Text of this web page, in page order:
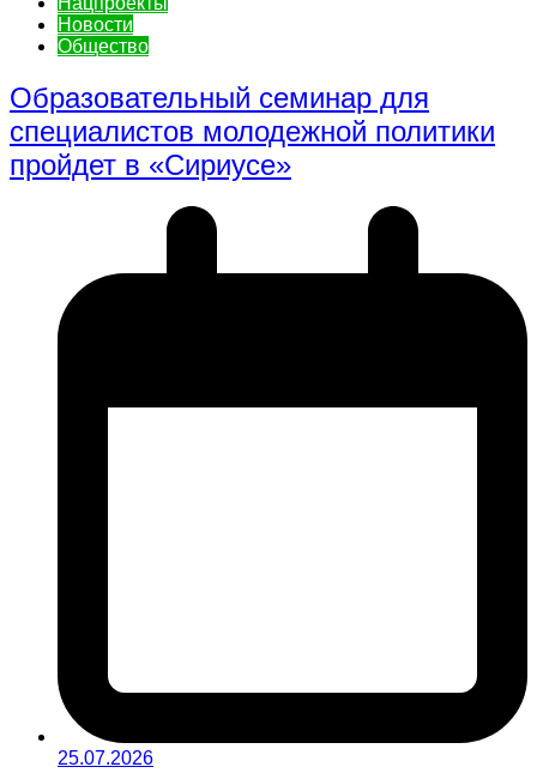
Новости
Общество
Образовательный семинар для
специалистов молодежной политики
пройдет в «Сириусе»
25.07.2026